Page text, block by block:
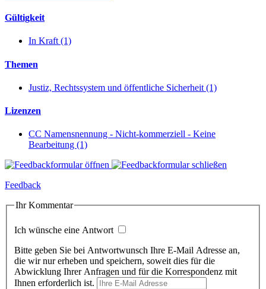
Gültigkeit
In Kraft (1)
Themen
Justiz, Rechtssystem und öffentliche Sicherheit (1)
Lizenzen
CC Namensnennung - Nicht-kommerziell - Keine
Bearbeitung (1)
Feedback
Ihr Kommentar
Ich wünsche eine Antwort
Bitte geben Sie bei Antwortwunsch Ihre E-Mail Adresse an,
die wir nur erheben und speichern, soweit dies für die
Abwicklung Ihrer Anfragen und für die Korrespondenz mit
Ihnen erforderlich ist.